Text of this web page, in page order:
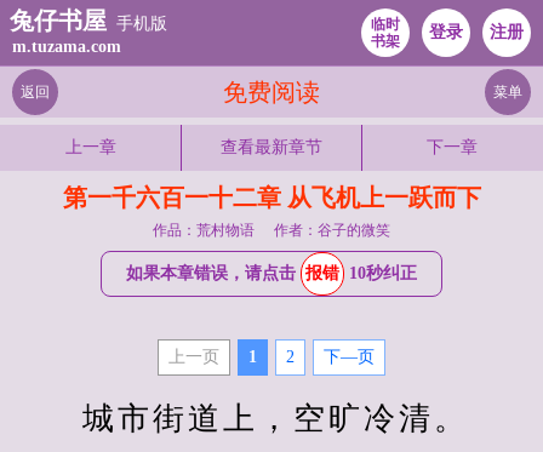
兔仔书屋 手机版
m.tuzama.com
临时
书架
登录 注册
免费阅读
返回 菜单
上一章 查看最新章节 下一章
第一千六百一十二章 从飞机上一跃而下
作品：荒村物语 作者：谷子的微笑
如果本章错误，请点击 报错 10秒纠正
上一页 1 2 下—页
城市街道上，空旷冷清。